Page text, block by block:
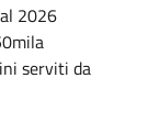
2026
serviti da